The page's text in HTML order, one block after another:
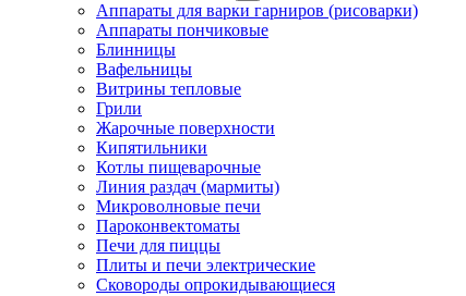
Аппараты для варки гарниров (рисоварки)
Аппараты пончиковые
Блинницы
Вафельницы
Витрины тепловые
Грили
Жарочные поверхности
Кипятильники
Котлы пищеварочные
Линия раздач (мармиты)
Микроволновые печи
Пароконвектоматы
Печи для пиццы
Плиты и печи электрические
Сковороды опрокидывающиеся